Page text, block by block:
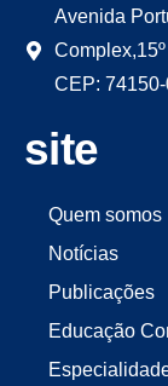
Avenida
CEP:
site
Quem somos
Notícias
Publicações
Educação